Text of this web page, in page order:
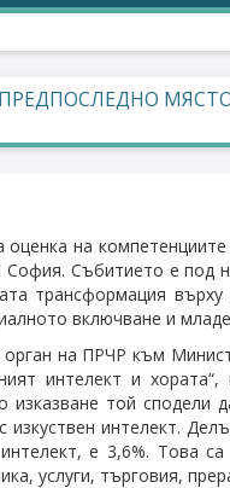
оценка на
Събитието е под
трансформация
включване и
на ПРЧР към
интелект и
изказване той
изкуствен интелект.
интелект, е 3,6%.
услуги, търговия,